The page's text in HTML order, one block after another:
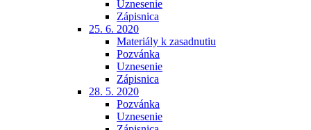
Uznesenie
Zápisnica
25. 6. 2020
Materiály k zasadnutiu
Pozvánka
Uznesenie
Zápisnica
28. 5. 2020
Pozvánka
Uznesenie